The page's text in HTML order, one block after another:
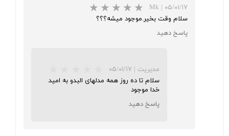
Mk | ۰۵/۰۱/۱۷
سلام وقت بخیر.موجود میشه؟؟؟
پاسخ دهید
مدیریت | ۰۵/۰۱/۱۷
سلام تا ده روز همه مدلهای البدو به امید
خدا موجود
پاسخ دهید